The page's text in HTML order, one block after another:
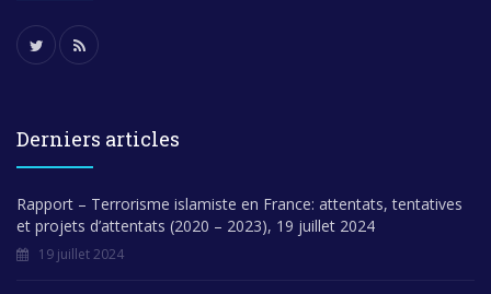
Derniers articles
Rapport – Terrorisme islamiste en France: attentats, tentatives
et projets d’attentats (2020 – 2023), 19 juillet 2024
19 juillet 2024